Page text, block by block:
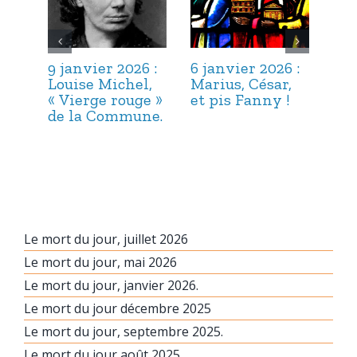
9 janvier 2026 :
Louise Michel,
« Vierge rouge »
de la Commune.
6 janvier 2026 :
Marius, César,
et pis Fanny !
Le mort du jour, juillet 2026
Le mort du jour, mai 2026
Le mort du jour, janvier 2026.
Le mort du jour décembre 2025
Le mort du jour, septembre 2025.